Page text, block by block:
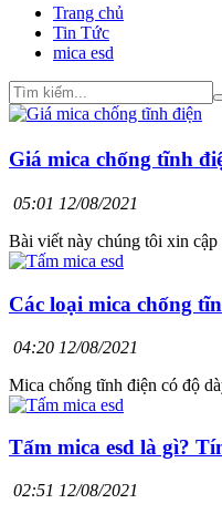
Trang chủ
Tin Tức
mica esd
Giá mica chống tĩnh
05:01 12/08/2021
Bài viết này chúng tôi xin cập
Các loại mica chống
04:20 12/08/2021
Mica chống tĩnh điện có độ
Tấm mica esd là gì?
02:51 12/08/2021